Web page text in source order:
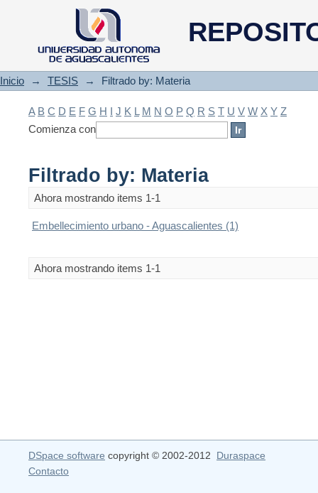
Filtrado by: Materia
Inicio → TESIS → Filtrado by: Materia
A B C D E F G H I J K L M N O P Q R S T U V W X Y Z
Comienza con
Filtrado by: Materia
Ahora mostrando items 1-1
Embellecimiento urbano - Aguascalientes (1)
Ahora mostrando items 1-1
DSpace software copyright © 2002-2012 Duraspace
Contacto